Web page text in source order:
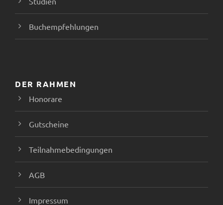
Buchempfehlungen
DER RAHMEN
Honorare
Gutscheine
Teilnahmebedingungen
AGB
Impressum